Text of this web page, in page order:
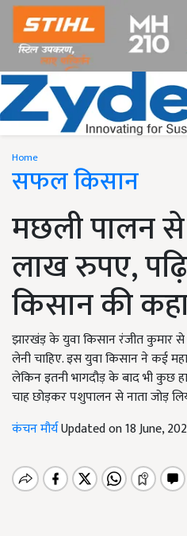
Home
सफल किसान
मछली पालन
लाख रुपए,
किसान की
झारखंड़ के युवा किसान रंजीत कुमार
लेनी चाहिए. इस युवा किसान ने कई
लेकिन इतनी भागदौड़ के बाद भी कुछ
चाह छोड़कर पशुपालन से नाता जोड़
कंचन मौर्यUpdated on 18 June,